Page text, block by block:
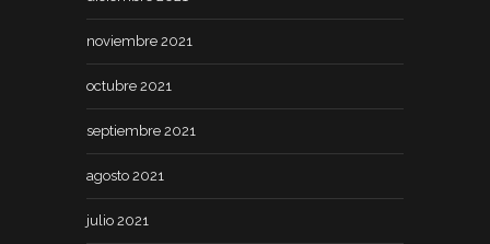
noviembre 2021
octubre 2021
septiembre 2021
agosto 2021
julio 2021